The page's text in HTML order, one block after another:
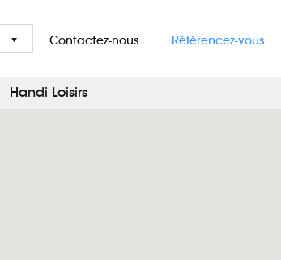
Contactez-nous Référencez-vous
Handi Loisirs